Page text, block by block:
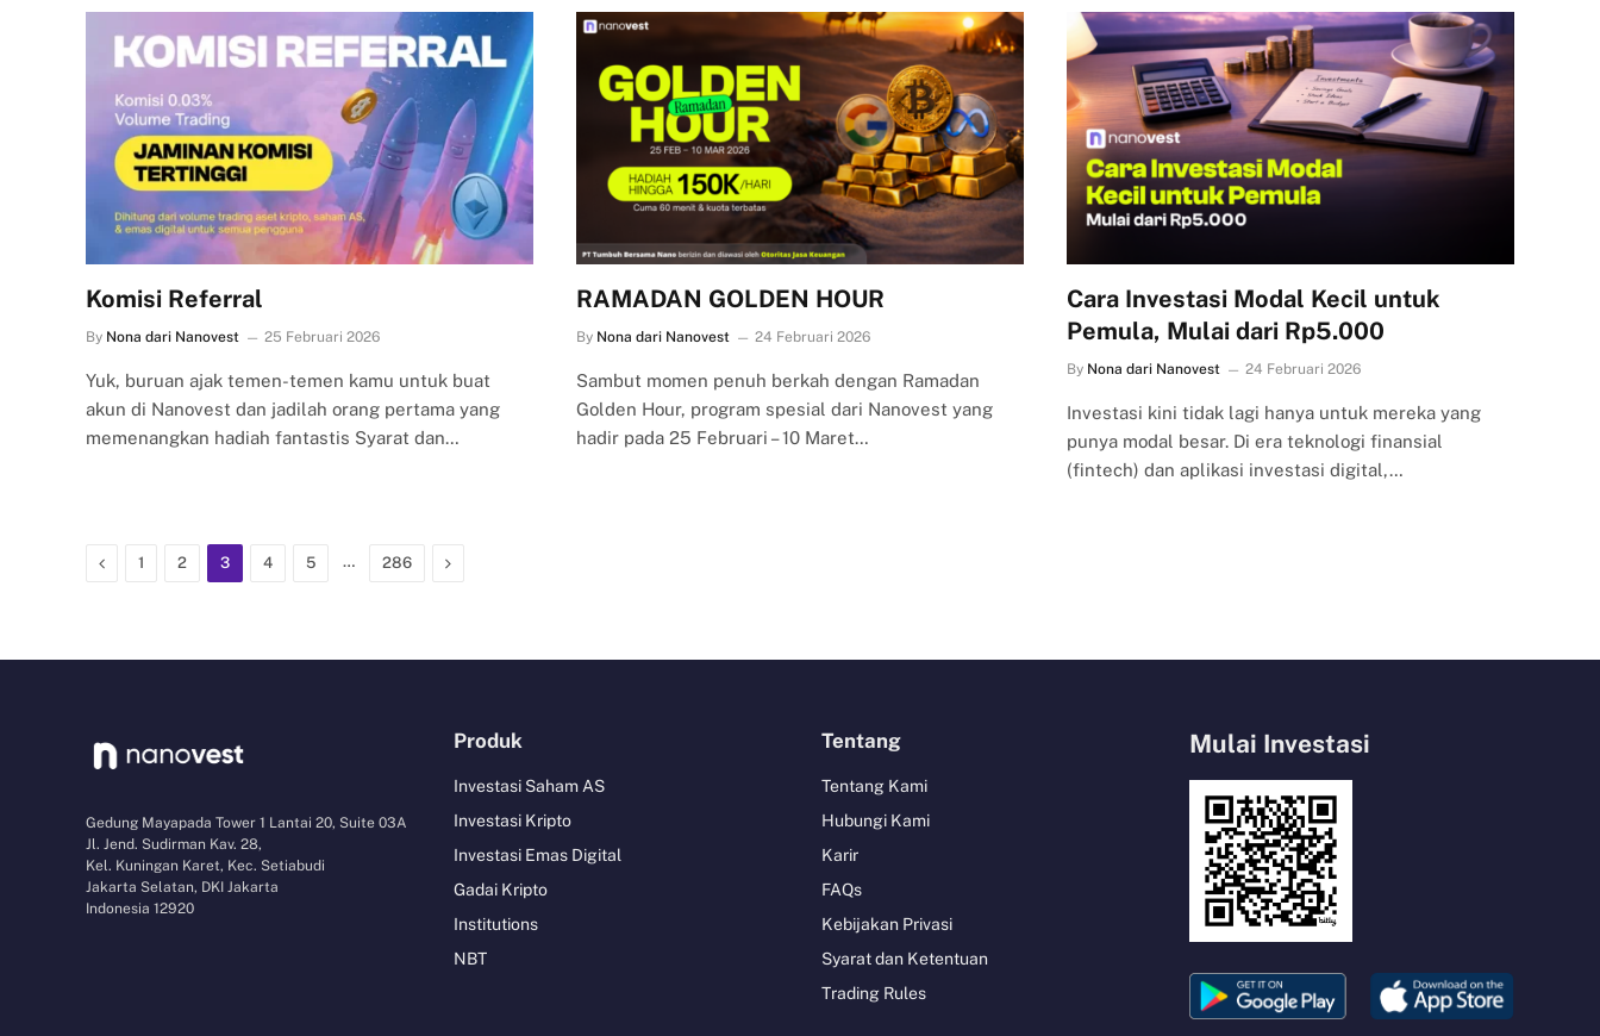
Komisi Referral
By Nona dari Nanovest 25 Februari 2026
Yuk, buruan ajak temen-temen kamu untuk buat
akun di Nanovest dan jadilah orang pertama yang
memenangkan hadiah fantastis Syarat dan…
RAMADAN GOLDEN HOUR
By Nona dari Nanovest 24 Februari 2026
Sambut momen penuh berkah dengan Ramadan
Golden Hour, program spesial dari Nanovest yang
hadir pada 25 Februari – 10 Maret…
Cara Investasi Modal Kecil untuk
Pemula, Mulai dari Rp5.000
By Nona dari Nanovest 24 Februari 2026
Investasi kini tidak lagi hanya untuk mereka yang
punya modal besar. Di era teknologi finansial
(fintech) dan aplikasi investasi digital,…
Previous
1 2 3 4 5 … 286 Next
Gedung Mayapada Tower 1 Lantai 20, Suite 03A
Jl. Jend. Sudirman Kav. 28,
Kel. Kuningan Karet, Kec. Setiabudi
Jakarta Selatan, DKI Jakarta
Indonesia 12920
Produk
Investasi Saham AS
Investasi Kripto
Investasi Emas Digital
Gadai Kripto
Institutions
NBT
Tentang
Tentang Kami
Hubungi Kami
Karir
FAQs
Kebijakan Privasi
Syarat dan Ketentuan
Trading Rules
Mulai Investasi